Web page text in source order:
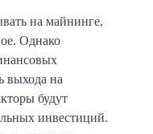
на майнинге,
Однако
выхода на
будут
инвестиций.